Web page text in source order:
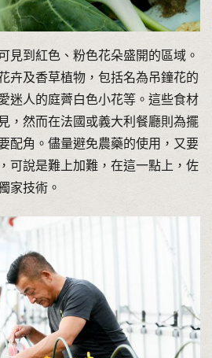
見到紅色、粉色花朵盛開的區域。
卉及香草植物，包括名為吊鐘花的
迷人的庭薺白色小花等。這些食材
，然而在法國或義大利餐廳則為擺
配角。儘量避免農藥的使用，又要
可說是難上加難，在這一點上，佐
家技術。